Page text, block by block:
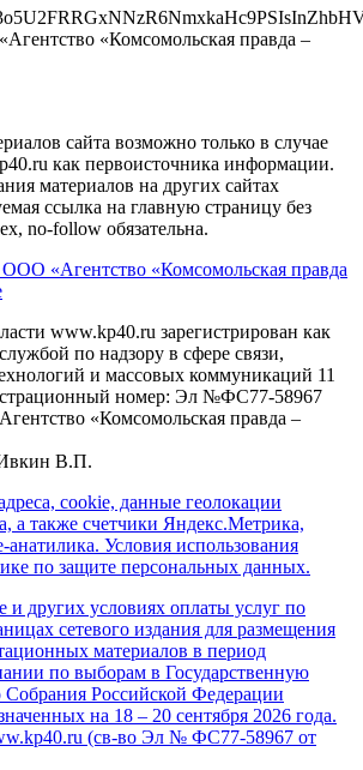
«Комсомольская правда –
сайта возможно только в случае
как первоисточника информации.
материалов на других сайтах
ссылка на главную страницу без
no-follow обязательна.
ООО «Агентство «Комсомольская правда
www.kp40.ru зарегистрирован как
по надзору в сфере связи,
и массовых коммуникаций 11
номер: Эл №ФС77-58967
«Комсомольская правда –
В.П.
cookie, данные геолокации
а также счетчики Яндекс.Метрика,
Условия использования
по защите персональных данных.
и других условиях оплаты услуг по
сетевого издания для размещения
материалов в период
по выборам в Государственную
Российской Федерации
на 18 – 20 сентября 2026 года.
(св-во Эл № ФС77-58967 от